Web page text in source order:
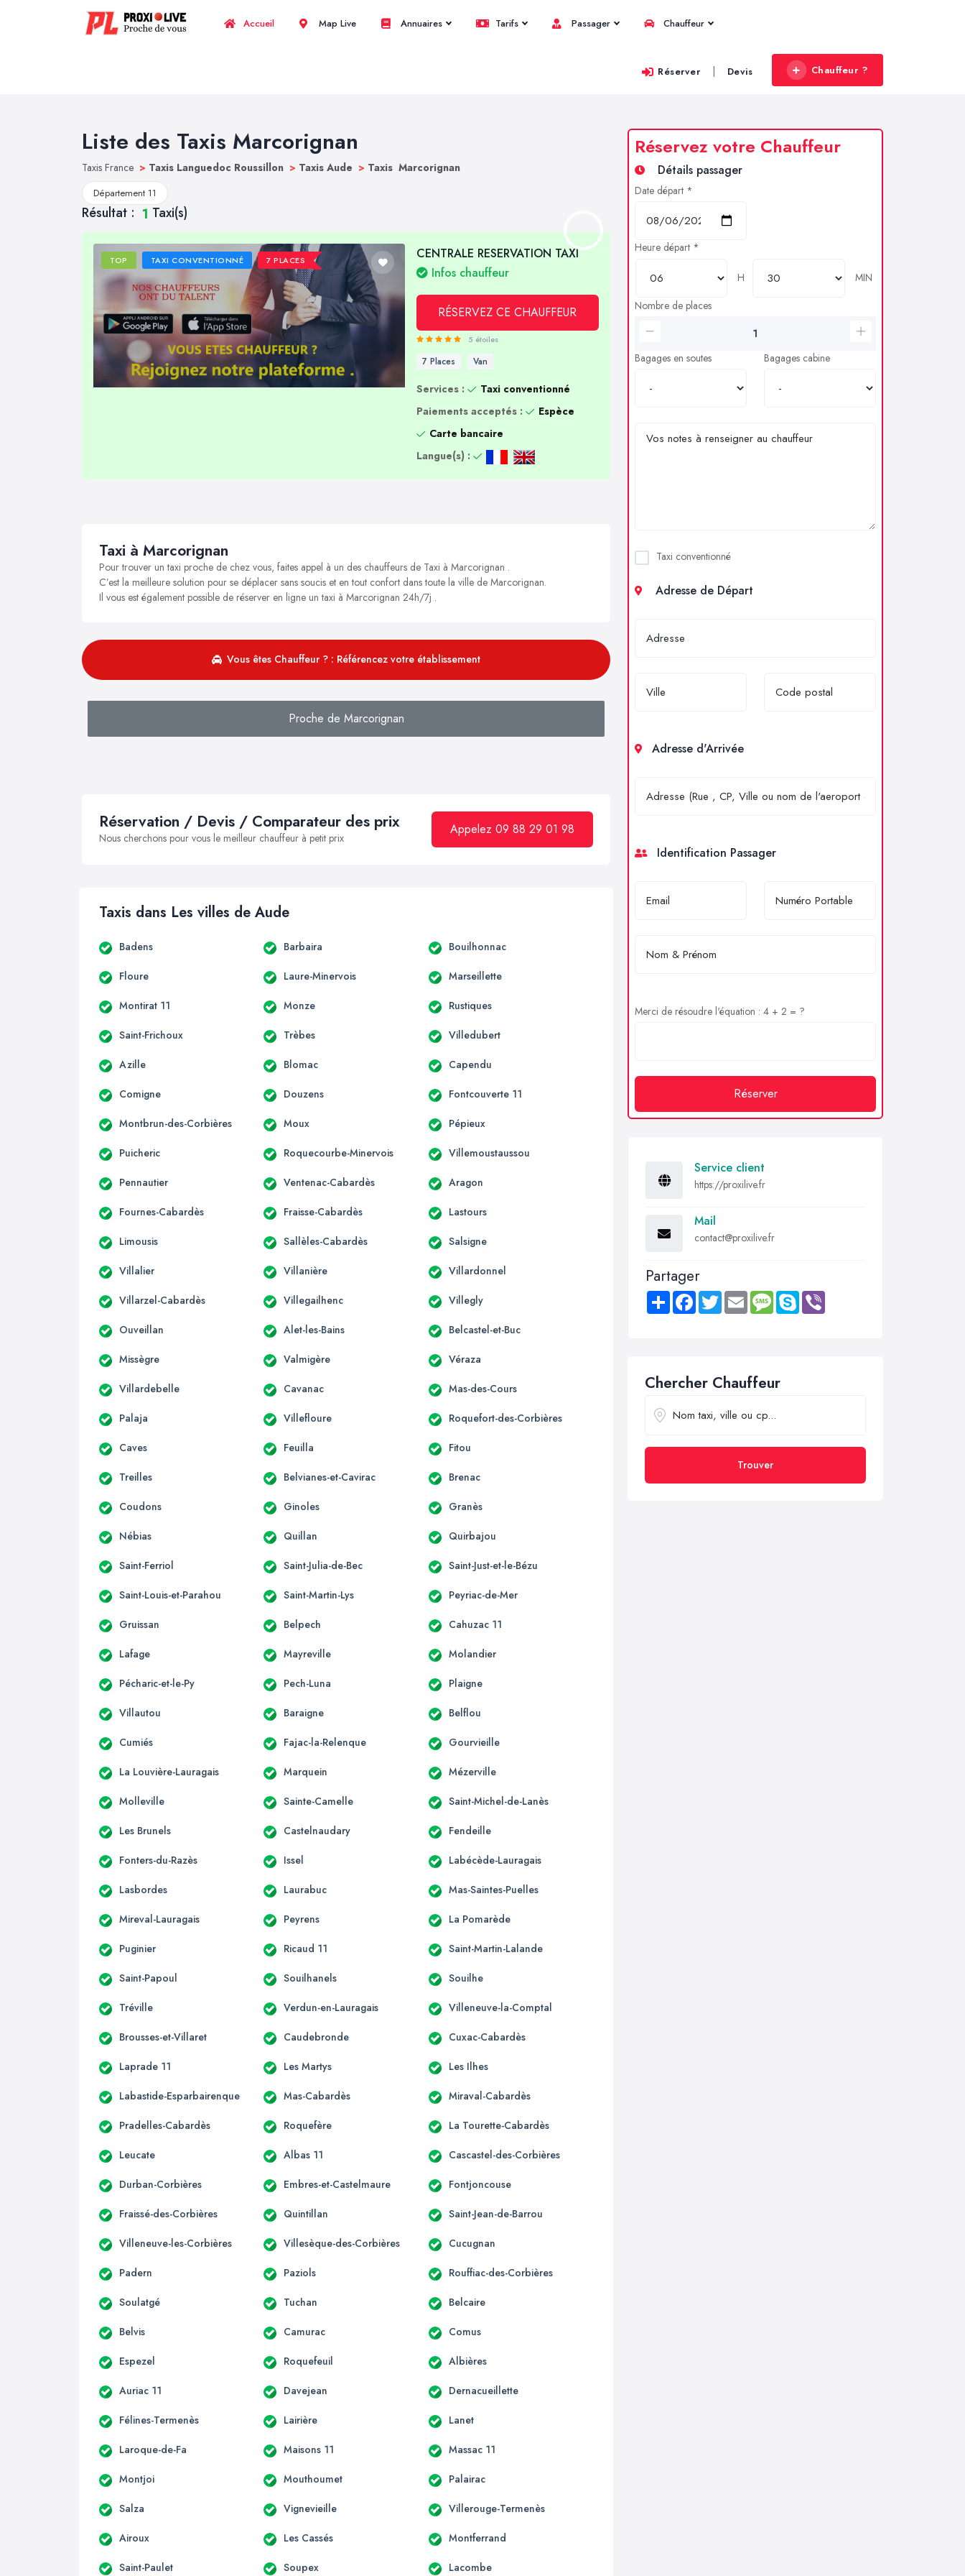
Accueil Map Live Annuaires Tarifs Passager Chauffeur
Réserver | Devis Chauffeur ?
Liste des Taxis Marcorignan
Taxis France > Taxis Languedoc Roussillon > Taxis Aude > Taxis Marcorignan
Département 11
Résultat : 1 Taxi(s)
TOP TAXI CONVENTIONNÉ 7 PLACES
CENTRALE RESERVATION TAXI
Infos chauffeur
RÉSERVEZ CE CHAUFFEUR
5 étoiles
7 Places Van
Services :
Taxi conventionné
Paiements acceptés :
Espèce
Carte bancaire
Langue(s) :
Taxi à Marcorignan
Pour trouver un taxi proche de chez vous, faites appel à un des chauffeurs de Taxi à Marcorignan .
C’est la meilleure solution pour se déplacer sans soucis et en tout confort dans toute la ville de Marcorignan.
Il vous est également possible de réserver en ligne un taxi à Marcorignan 24h/7j .
Vous êtes Chauffeur ? : Référencez votre établissement
Proche de Marcorignan
Réservation / Devis / Comparateur des prix
Nous cherchons pour vous le meilleur chauffeur à petit prix
Appelez 09 88 29 01 98
Taxis dans Les villes de Aude
Badens Barbaira Bouilhonnac
Floure Laure-Minervois Marseillette
Montirat 11 Monze Rustiques
Saint-Frichoux Trèbes Villedubert
Azille Blomac Capendu
Comigne Douzens Fontcouverte 11
Montbrun-des-Corbières Moux Pépieux
Puicheric Roquecourbe-Minervois Villemoustaussou
Pennautier Ventenac-Cabardès Aragon
Fournes-Cabardès Fraisse-Cabardès Lastours
Limousis Sallèles-Cabardès Salsigne
Villalier Villanière Villardonnel
Villarzel-Cabardès Villegailhenc Villegly
Ouveillan Alet-les-Bains Belcastel-et-Buc
Missègre Valmigère Véraza
Villardebelle Cavanac Mas-des-Cours
Palaja Villefloure Roquefort-des-Corbières
Caves Feuilla Fitou
Treilles Belvianes-et-Cavirac Brenac
Coudons Ginoles Granès
Nébias Quillan Quirbajou
Saint-Ferriol Saint-Julia-de-Bec Saint-Just-et-le-Bézu
Saint-Louis-et-Parahou Saint-Martin-Lys Peyriac-de-Mer
Gruissan Belpech Cahuzac 11
Lafage Mayreville Molandier
Pécharic-et-le-Py Pech-Luna Plaigne
Villautou Baraigne Belflou
Cumiés Fajac-la-Relenque Gourvieille
La Louvière-Lauragais Marquein Mézerville
Molleville Sainte-Camelle Saint-Michel-de-Lanès
Les Brunels Castelnaudary Fendeille
Fonters-du-Razès Issel Labécède-Lauragais
Lasbordes Laurabuc Mas-Saintes-Puelles
Mireval-Lauragais Peyrens La Pomarède
Puginier Ricaud 11 Saint-Martin-Lalande
Saint-Papoul Souilhanels Souilhe
Tréville Verdun-en-Lauragais Villeneuve-la-Comptal
Brousses-et-Villaret Caudebronde Cuxac-Cabardès
Laprade 11 Les Martys Les Ilhes
Labastide-Esparbairenque Mas-Cabardès Miraval-Cabardès
Pradelles-Cabardès Roquefère La Tourette-Cabardès
Leucate Albas 11 Cascastel-des-Corbières
Durban-Corbières Embres-et-Castelmaure Fontjoncouse
Fraissé-des-Corbières Quintillan Saint-Jean-de-Barrou
Villeneuve-les-Corbières Villesèque-des-Corbières Cucugnan
Padern Paziols Rouffiac-des-Corbières
Soulatgé Tuchan Belcaire
Belvis Camurac Comus
Espezel Roquefeuil Albières
Auriac 11 Davejean Dernacueillette
Félines-Termenès Lairière Lanet
Laroque-de-Fa Maisons 11 Massac 11
Montjoi Mouthoumet Palairac
Salza Vignevieille Villerouge-Termenès
Airoux Les Cassés Montferrand
Saint-Paulet Soupex Lacombe
Réservez votre Chauffeur
Détails passager
Date départ *
Heure départ *
H
MIN
Nombre de places
Bagages en soutes Bagages cabine
Taxi conventionné
Adresse de Départ
Adresse d'Arrivée
Identification Passager
Merci de résoudre l'équation : 4 + 2 = ?
Réserver
Service client
https://proxilive.fr
Mail
contact@proxilive.fr
Partager
Share FacebookTwitter Email MessageSkype
Chercher Chauffeur
Trouver